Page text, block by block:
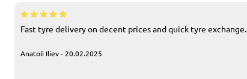
Fast tyre delivery on decent prices and quick tyre exchange.
Anatoli Iliev - 20.02.2025